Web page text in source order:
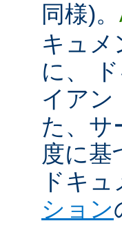
同様)。
キュメ
に、
イアン
た、サ
度に基
ドキ
ション